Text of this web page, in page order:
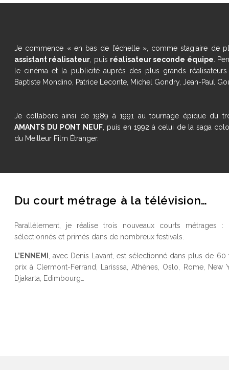
Je commence « en bas de l’échelle », comme stagiaire de
assistant réalisateur , puis réalisateur seconde équipe .
le cinéma et la publicité auprès des plus grands
Baptiste Mondino, Patrice Leconte, Michel Gondry, Jean-Paul
Je collabore ainsi de 1989 à 1991 au tournage épique du
AMANTS DU PONT NEUF , puis en 1992 à celui de la saga
du Meilleur Film Étranger.
Du court métrage à la télévision…
Parallèlement, je réalise trois nouveaux courts métrages :
sélectionnés et primés dans de nombreux festivals.
L’ENNEMI
, avec Denis Lavant, est sélectionné dans plus de
prix à Clermont-Ferrand, Larisssa, Athènes, Oslo, Rome,
Djakarta, Edimbourg…